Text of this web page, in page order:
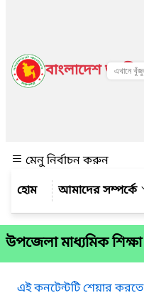
বাংলাদেশ জাতীয়
মেনু নির্বাচন করুন
আমাদের সম্পর্কে
উপজেলা মাধ্যমিক
এই কনটেন্টটি শেয়ার